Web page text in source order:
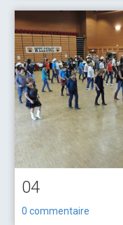
04
0 commentaire